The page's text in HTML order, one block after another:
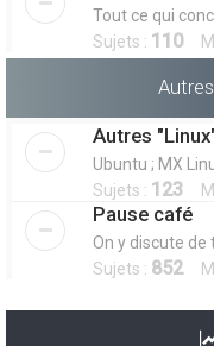
Tout ce qui
Sujets : 110
Autres
Ubuntu ; MX
Sujets : 123
Pause café
On y discute de
Sujets : 852